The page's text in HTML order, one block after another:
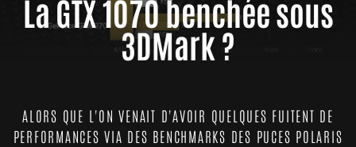
La GTX 1070 benchée sous
3DMark ?
ALORS QUE L'ON VENAIT D'AVOIR QUELQUES FUITENT DE
PERFORMANCES VIA DES BENCHMARKS DES PUCES POLARIS